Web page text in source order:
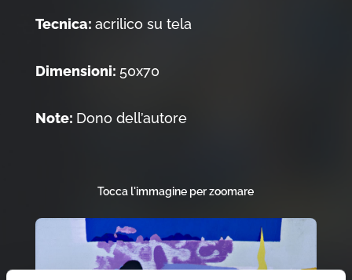
Tecnica: acrilico su tela
Dimensioni: 50x70
Note: Dono dell’autore
Tocca l'immagine per zoomare